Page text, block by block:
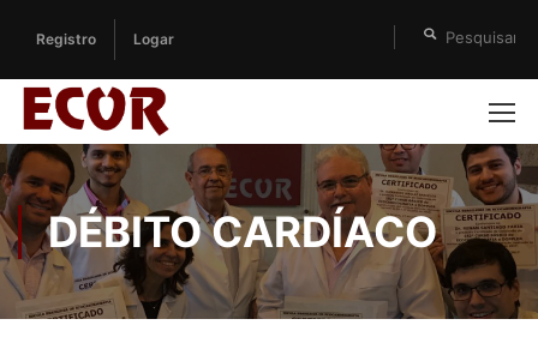
Registro Logar
DÉBITO CARDÍACO